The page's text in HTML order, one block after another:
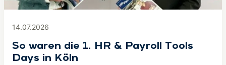
14.07.2026
So waren die 1. HR & Payroll Tools
Days in Köln